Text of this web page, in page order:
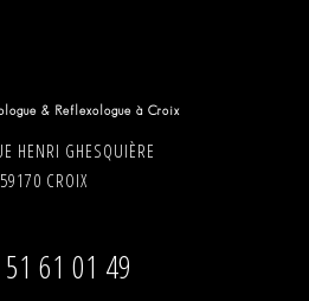
& Reflexologue à Croix
HENRI GHESQUIÈRE
59170 CROIX
61 01 49